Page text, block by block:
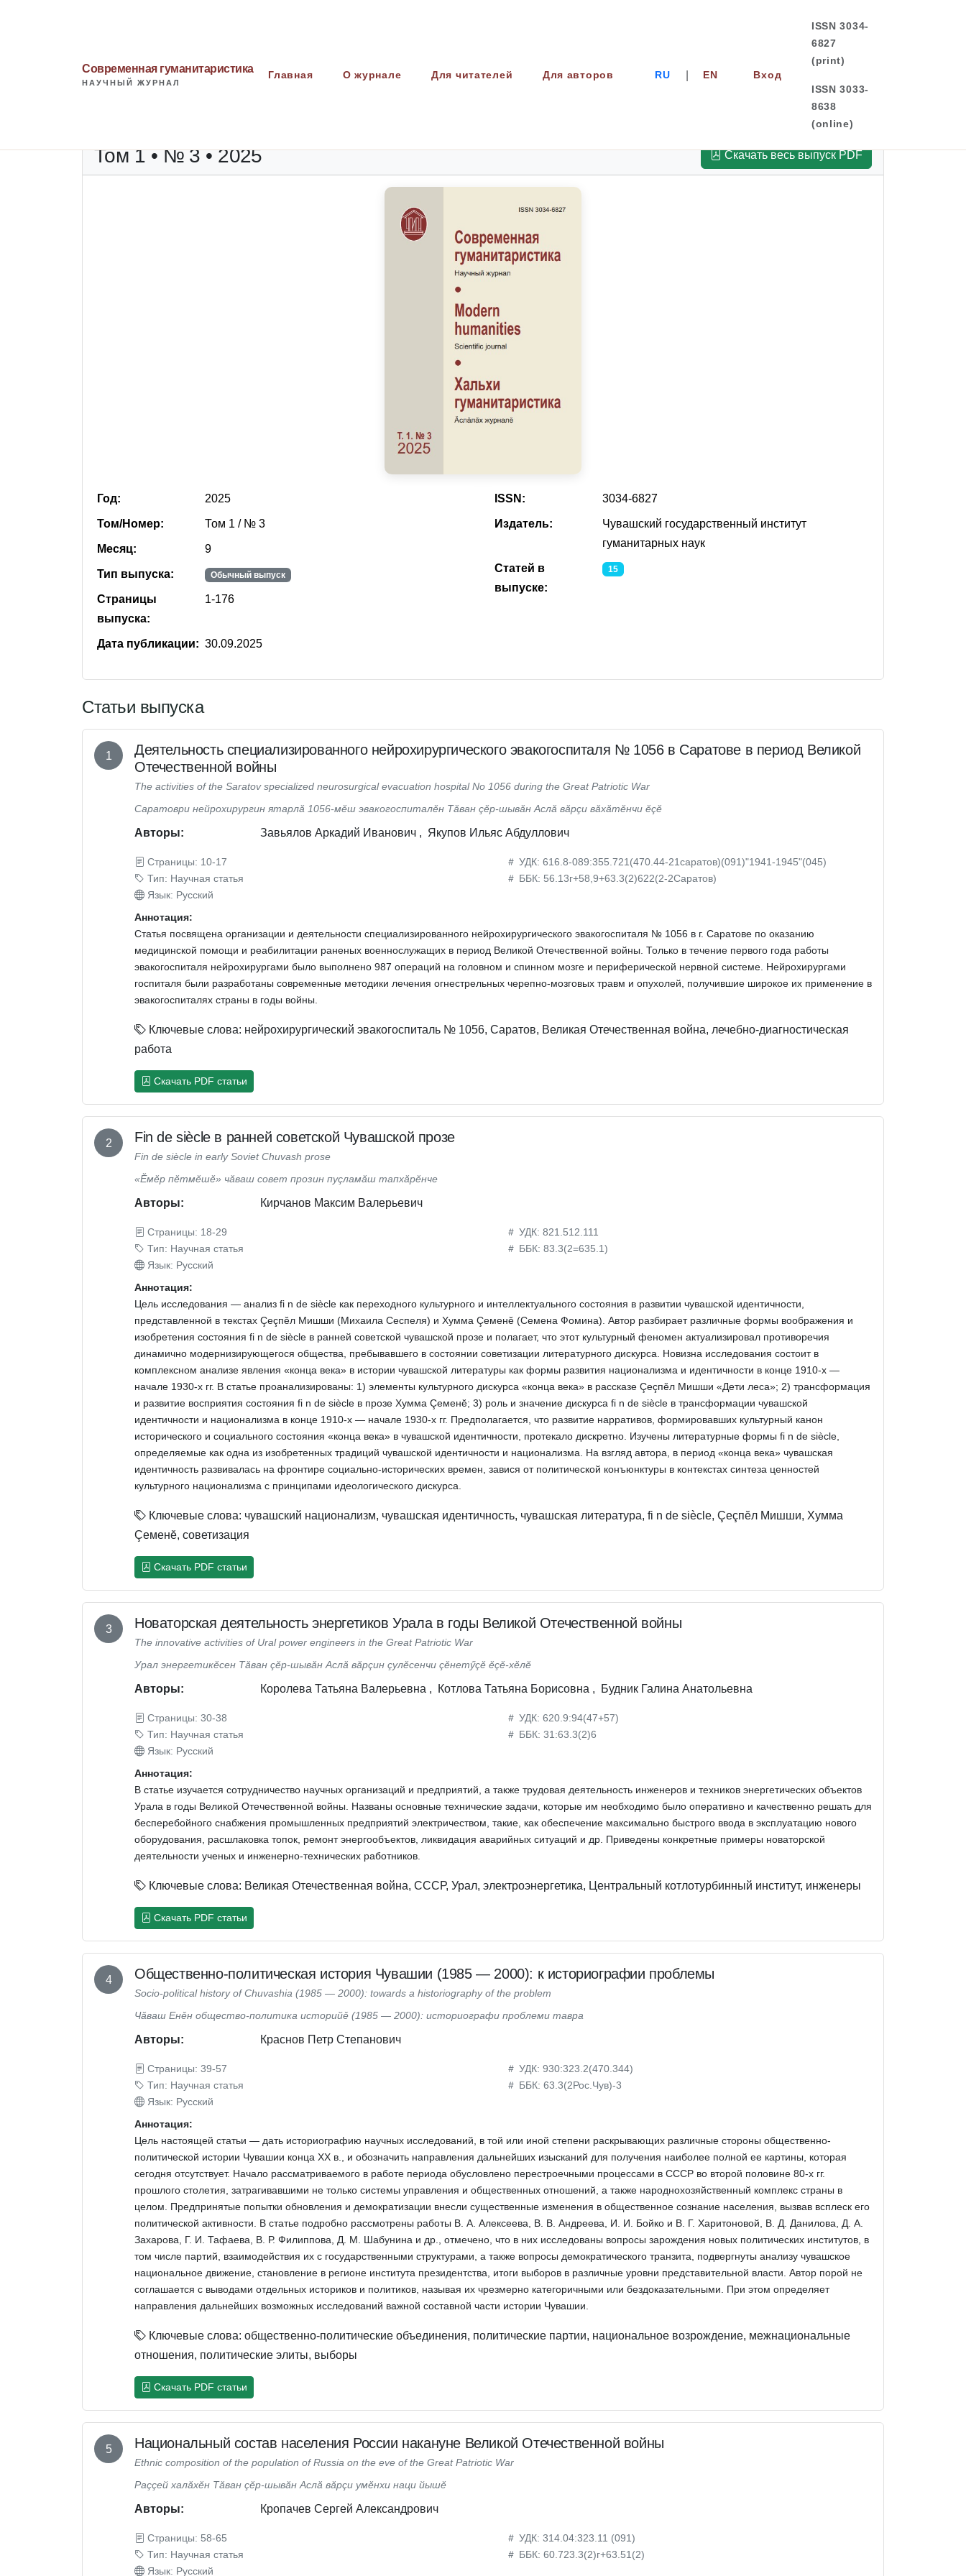
Современная гуманитаристика
НАУЧНЫЙ ЖУРНАЛ
Главная О журнале Для читателей Для авторов RU EN Вход
ISSN 3034-
6827
(print)
ISSN 3033-
8638
(online)
Том 1 • № 3 • 2025 Скачать весь выпуск PDF
Год: 2025
Том/Номер: Том 1 / № 3
Месяц: 9
Тип выпуска: Обычный выпуск
Страницы
выпуска:
1-176
Дата публикации: 30.09.2025
ISSN: 3034-6827
Издатель:
Чувашский государственный институт
гуманитарных наук
Статей в
выпуске:
15
Статьи выпуска
1
Деятельность специализированного нейрохирургического эвакогоспиталя № 1056 в Саратове в период Великой
Отечественной войны
The activities of the Saratov specialized neurosurgical evacuation hospital No 1056 during the Great Patriotic War
Саратоври нейрохирургин ятарлă 1056-мĕш эвакогоспиталĕн Тăван çĕр-шывăн Аслă вăрçи вăхăтĕнчи ĕçĕ
Авторы: Завьялов Аркадий Иванович , Якупов Ильяс Абдуллович
Страницы: 10-17
Тип: Научная статья
Язык: Русский
УДК: 616.8-089:355.721(470.44-21саратов)(091)"1941-1945"(045)
ББК: 56.13г+58,9+63.3(2)622(2-2Саратов)
Аннотация:
Статья посвящена организации и деятельности специализированного нейрохирургического эвакогоспиталя № 1056 в г. Саратове по оказанию
медицинской помощи и реабилитации раненых военнослужащих в период Великой Отечественной войны. Только в течение первого года работы
эвакогоспиталя нейрохирургами было выполнено 987 операций на головном и спинном мозге и периферической нервной системе. Нейрохирургами
госпиталя были разработаны современные методики лечения огнестрельных черепно-мозговых травм и опухолей, получившие широкое их применение в
эвакогоспиталях страны в годы войны.
Ключевые слова: нейрохирургический эвакогоспиталь № 1056, Саратов, Великая Отечественная война, лечебно-диагностическая
работа
Скачать PDF статьи
2 Fin de siècle в ранней советской Чувашской прозе
Fin de siècle in early Soviet Chuvash prose
«Ĕмĕр пĕтмĕшĕ» чăваш совет прозин пуçламăш тапхăрĕнче
Авторы: Кирчанов Максим Валерьевич
Страницы: 18-29
Тип: Научная статья
Язык: Русский
УДК: 821.512.111
ББК: 83.3(2=635.1)
Аннотация:
Цель исследования — анализ fi n de siècle как переходного культурного и интеллектуального состояния в развитии чувашской идентичности,
представленной в текстах Çеçпĕл Мишши (Михаила Сеспеля) и Хумма Çеменĕ (Семена Фомина). Автор разбирает различные формы воображения и
изобретения состояния fi n de siècle в ранней советской чувашской прозе и полагает, что этот культурный феномен актуализировал противоречия
динамично модернизирующегося общества, пребывавшего в состоянии советизации литературного дискурса. Новизна исследования состоит в
комплексном анализе явления «конца века» в истории чувашской литературы как формы развития национализма и идентичности в конце 1910-х —
начале 1930-х гг. В статье проанализированы: 1) элементы культурного дискурса «конца века» в рассказе Çеçпĕл Мишши «Дети леса»; 2) трансформация
и развитие восприятия состояния fi n de siècle в прозе Хумма Çеменĕ; 3) роль и значение дискурса fi n de siècle в трансформации чувашской
идентичности и национализма в конце 1910-х — начале 1930-х гг. Предполагается, что развитие нарративов, формировавших культурный канон
исторического и социального состояния «конца века» в чувашской идентичности, протекало дискретно. Изучены литературные формы fi n de siècle,
определяемые как одна из изобретенных традиций чувашской идентичности и национализма. На взгляд автора, в период «конца века» чувашская
идентичность развивалась на фронтире социально-исторических времен, завися от политической конъюнктуры в контекстах синтеза ценностей
культурного национализма с принципами идеологического дискурса.
Ключевые слова: чувашский национализм, чувашская идентичность, чувашская литература, fi n de siècle, Çеçпĕл Мишши, Хумма
Çеменĕ, советизация
Скачать PDF статьи
3 Новаторская деятельность энергетиков Урала в годы Великой Отечественной войны
The innovative activities of Ural power engineers in the Great Patriotic War
Урал энергетикĕсен Тăван çĕр-шывăн Аслă вăрçин çулĕсенчи çĕнетӳçĕ ĕçĕ-хĕлĕ
Авторы: Королева Татьяна Валерьевна , Котлова Татьяна Борисовна , Будник Галина Анатольевна
Страницы: 30-38
Тип: Научная статья
Язык: Русский
УДК: 620.9:94(47+57)
ББК: 31:63.3(2)6
Аннотация:
В статье изучается сотрудничество научных организаций и предприятий, а также трудовая деятельность инженеров и техников энергетических объектов
Урала в годы Великой Отечественной войны. Названы основные технические задачи, которые им необходимо было оперативно и качественно решать для
бесперебойного снабжения промышленных предприятий электричеством, такие, как обеспечение максимально быстрого ввода в эксплуатацию нового
оборудования, расшлаковка топок, ремонт энергообъектов, ликвидация аварийных ситуаций и др. Приведены конкретные примеры новаторской
деятельности ученых и инженерно-технических работников.
Ключевые слова: Великая Отечественная война, СССР, Урал, электроэнергетика, Центральный котлотурбинный институт, инженеры
Скачать PDF статьи
4 Общественно-политическая история Чувашии (1985 — 2000): к историографии проблемы
Socio-political history of Chuvashia (1985 — 2000): towards a historiography of the problem
Чăваш Енěн общество-политика историйě (1985 — 2000): историографи проблеми тавра
Авторы: Краснов Петр Степанович
Страницы: 39-57
Тип: Научная статья
Язык: Русский
УДК: 930:323.2(470.344)
ББК: 63.3(2Рос.Чув)-3
Аннотация:
Цель настоящей статьи — дать историографию научных исследований, в той или иной степени раскрывающих различные стороны общественно-
политической истории Чувашии конца ХХ в., и обозначить направления дальнейших изысканий для получения наиболее полной ее картины, которая
сегодня отсутствует. Начало рассматриваемого в работе периода обусловлено перестроечными процессами в СССР во второй половине 80-х гг.
прошлого столетия, затрагивавшими не только системы управления и общественных отношений, а также народнохозяйственный комплекс страны в
целом. Предпринятые попытки обновления и демократизации внесли существенные изменения в общественное сознание населения, вызвав всплеск его
политической активности. В статье подробно рассмотрены работы В. А. Алексеева, В. В. Андреева, И. И. Бойко и В. Г. Харитоновой, В. Д. Данилова, Д. А.
Захарова, Г. И. Тафаева, В. Р. Филиппова, Д. М. Шабунина и др., отмечено, что в них исследованы вопросы зарождения новых политических институтов, в
том числе партий, взаимодействия их с государственными структурами, а также вопросы демократического транзита, подвергнуты анализу чувашское
национальное движение, становление в регионе института президентства, итоги выборов в различные уровни представительной власти. Автор порой не
соглашается с выводами отдельных историков и политиков, называя их чрезмерно категоричными или бездоказательными. При этом определяет
направления дальнейших возможных исследований важной составной части истории Чувашии.
Ключевые слова: общественно-политические объединения, политические партии, национальное возрождение, межнациональные
отношения, политические элиты, выборы
Скачать PDF статьи
5 Национальный состав населения России накануне Великой Отечественной войны
Ethnic composition of the population of Russia on the eve of the Great Patriotic War
Раççей халăхĕн Тăван çĕр-шывăн Аслă вăрçи умĕнхи наци йышĕ
Авторы: Кропачев Сергей Александрович
Страницы: 58-65
Тип: Научная статья
Язык: Русский
УДК: 314.04:323.11 (091)
ББК: 60.723.3(2)г+63.51(2)